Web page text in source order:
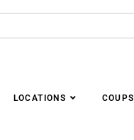
LOCATIONS